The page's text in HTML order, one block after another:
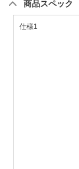
商品スペック
仕様1